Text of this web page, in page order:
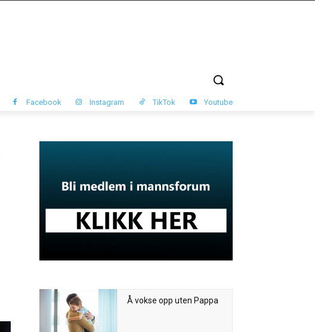
Facebook Instagram TikTok Youtube
Å vokse opp uten Pappa